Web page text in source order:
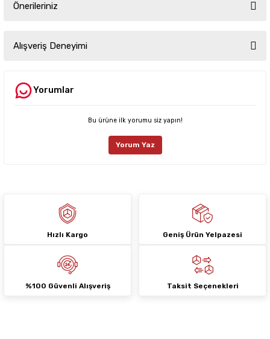
Önerileriniz
yetersiz gördüğünüz noktaları öneri formunu kullanarak tarafımıza
iletebilirsiniz.
Ürün resmi kalitesiz, bozuk veya görüntülenemiyor.
Ürün fiyatı diğer sitelerden daha pahalı.
Alışveriş Deneyimi
Deneyimini Paylaş
Yorumlar
Bu ürüne ilk yorumu siz yapın!
Yorum Yaz
Hızlı Kargo Geniş Ürün Yelpazesi
%100 Güvenli Alışveriş Taksit Seçenekleri